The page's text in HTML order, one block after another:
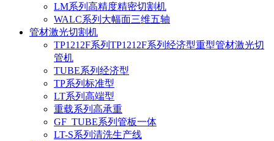
LM系列高精度精密切割机
WALC系列大幅面三维五轴
管材激光切割机
TP1212F系列TP1212F系列经济型重型管材激光切
管机
TUBE系列经济型
TP系列标准型
LT系列高端型
重载系列高承重
GF_TUBE系列管板一体
LT-S系列清洗生产线